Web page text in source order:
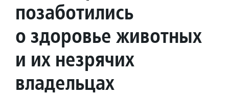
позаботились
о здоровье животных
и их незрячих
владельцах